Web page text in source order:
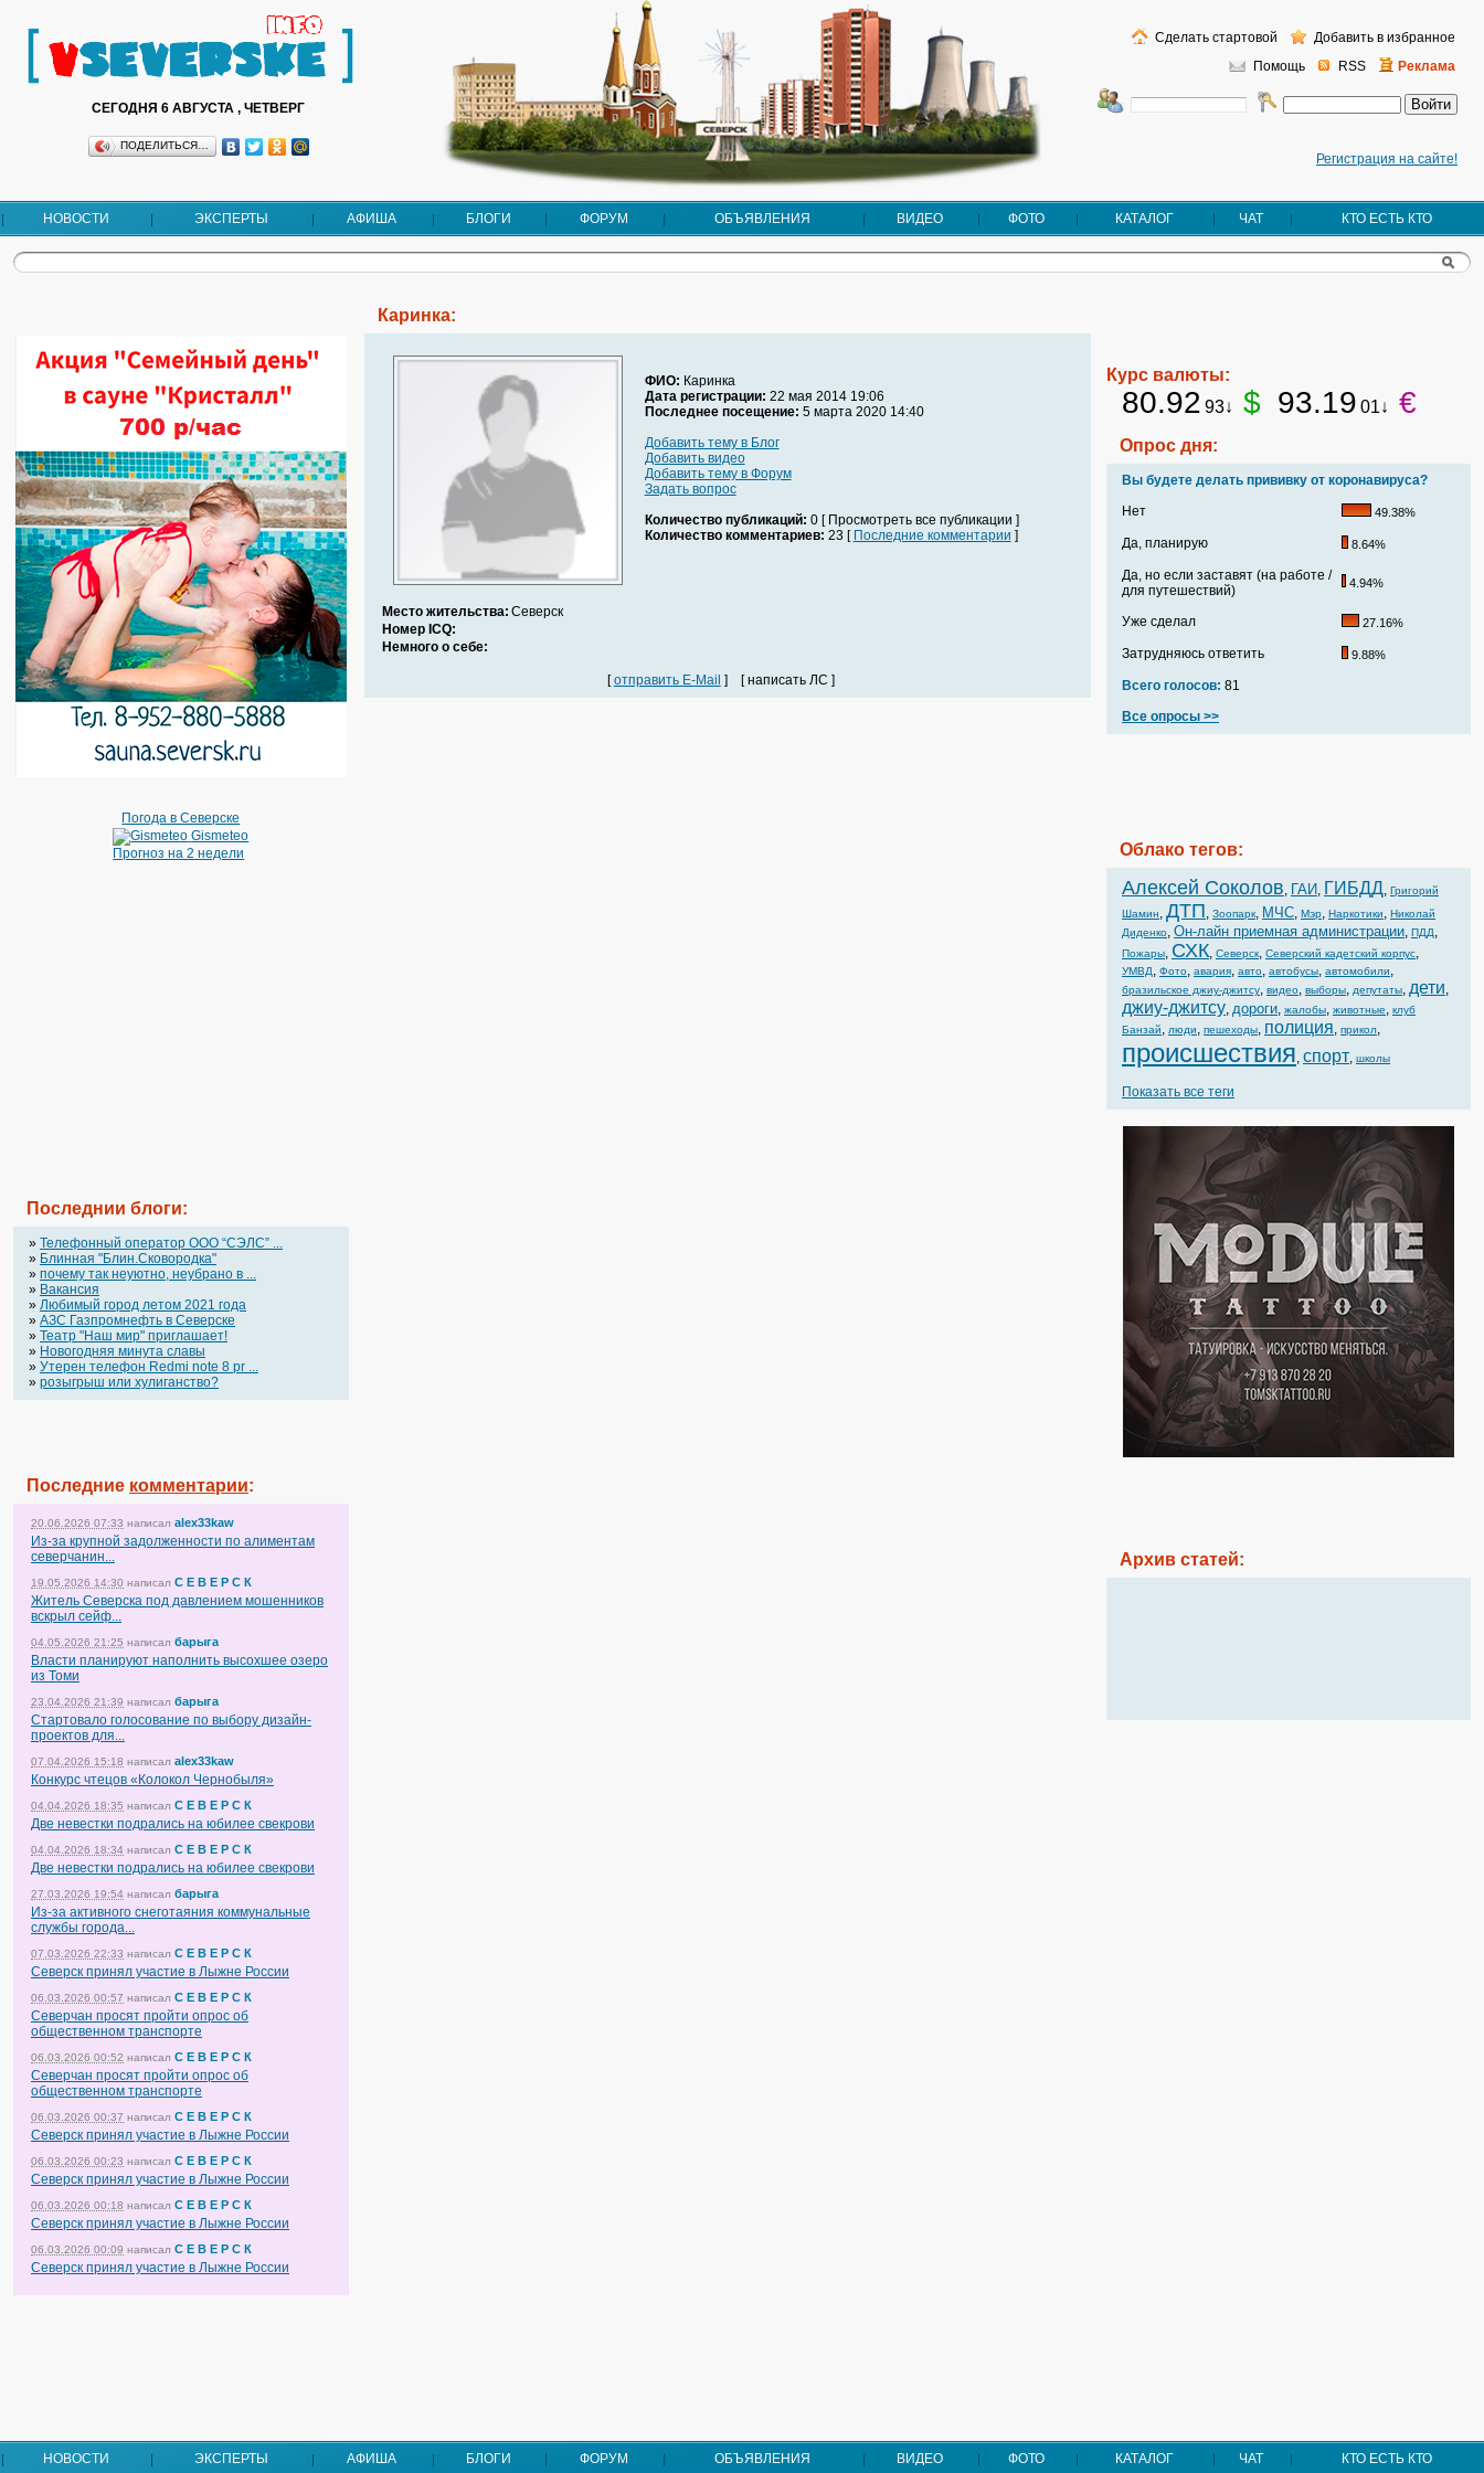
СЕГОДНЯ 6 АВГУСТА , ЧЕТВЕРГ
ПОДЕЛИТЬСЯ…
Регистрация на сайте!
Помощь RSS Реклама
Сделать стартовой Добавить в избранное
НОВОСТИ ЭКСПЕРТЫ АФИША БЛОГИ ФОРУМ ОБЪЯВЛЕНИЯ ВИДЕО ФОТО КАТАЛОГ ЧАТ КТО ЕСТЬ КТО
Погода в Северске
Gismeteo
Прогноз на 2 недели
Последнии блоги:
» Телефонный оператор OOO “СЭЛС” ...
» Блинная "Блин.Сковородка"
» почему так неуютно, неубрано в ...
» Вакансия
» Любимый город летом 2021 года
» АЗС Газпромнефть в Северске
» Театр "Наш мир" приглашает!
» Новогодняя минута славы
» Утерен телефон Redmi note 8 pr ...
» розыгрыш или хулиганство?
Последние комментарии:
20.06.2026 07:33 написал alex33kaw
Из-за крупной задолженности по алиментам
северчанин...
19.05.2026 14:30 написал С Е В Е Р С К
Житель Северска под давлением мошенников
вскрыл сейф...
04.05.2026 21:25 написал барыга
Власти планируют наполнить высохшее озеро
из Томи
23.04.2026 21:39 написал барыга
Стартовало голосование по выбору дизайн-
проектов для...
07.04.2026 15:18 написал alex33kaw
Конкурс чтецов «Колокол Чернобыля»
04.04.2026 18:35 написал С Е В Е Р С К
Две невестки подрались на юбилее свекрови
04.04.2026 18:34 написал С Е В Е Р С К
Две невестки подрались на юбилее свекрови
27.03.2026 19:54 написал барыга
Из-за активного снеготаяния коммунальные
службы города...
07.03.2026 22:33 написал С Е В Е Р С К
Северск принял участие в Лыжне России
06.03.2026 00:57 написал С Е В Е Р С К
Северчан просят пройти опрос об
общественном транспорте
06.03.2026 00:52 написал С Е В Е Р С К
Северчан просят пройти опрос об
общественном транспорте
06.03.2026 00:37 написал С Е В Е Р С К
Северск принял участие в Лыжне России
06.03.2026 00:23 написал С Е В Е Р С К
Северск принял участие в Лыжне России
06.03.2026 00:18 написал С Е В Е Р С К
Северск принял участие в Лыжне России
06.03.2026 00:09 написал С Е В Е Р С К
Северск принял участие в Лыжне России
Каринка:
ФИО: Каринка
Дата регистрации: 22 мая 2014 19:06
Последнее посещение: 5 марта 2020 14:40
Добавить тему в Блог
Добавить видео
Добавить тему в Форум
Задать вопрос
Количество публикаций: 0 [ Просмотреть все публикации ]
Количество комментариев: 23 [ Последние комментарии ]
Место жительства: Северск
Номер ICQ:
Немного о себе:
[отправить E-Mail ] [ написать ЛС ]
Курс валюты:
80.92 93↓ $ 93.19 01↓ €
Опрос дня:
Вы будете делать прививку от коронавируса?
Нет
49.38%
Да, планирую 8.64%
Да, но если заставят (на работе /
для путешествий)
4.94%
Уже сделал 27.16%
Затрудняюсь ответить 9.88%
Всего голосов: 81
Все опросы >>
Облако тегов:
Алексей Соколов, ГАИ, ГИБДД, Григорий
Шамин, ДТП, Зоопарк, МЧС, Мэр, Наркотики, Николай
Диденко, Он-лайн приемная администрации, ПДД,
Пожары, СХК, Северск, Северский кадетский корпус,
УМВД, Фото, авария, авто, автобусы, автомобили,
бразильское джиу-джитсу, видео, выборы, депутаты, дети,
джиу-джитсу, дороги, жалобы, животные, клуб
Банзай, люди, пешеходы, полиция, прикол,
происшествия, спорт, школы
Показать все теги
Архив статей:
НОВОСТИ ЭКСПЕРТЫ АФИША БЛОГИ ФОРУМ ОБЪЯВЛЕНИЯ ВИДЕО ФОТО КАТАЛОГ ЧАТ КТО ЕСТЬ КТО